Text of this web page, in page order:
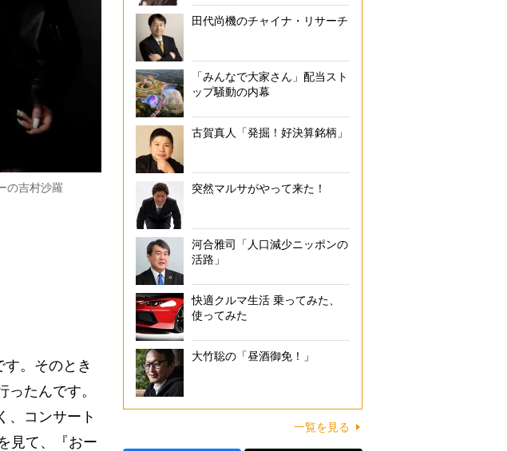
の吉村沙羅
。そのとき
たんです。
、コンサート
見て、『おー
田代尚機のチャイナ・リサーチ
「みんなで大家さん」配当スト
ップ騒動の内幕
古賀真人「発掘！好決算銘柄」
突然マルサがやって来た！
河合雅司「人口減少ニッポンの
活路」
快適クルマ生活 乗ってみた、
使ってみた
大竹聡の「昼酒御免！」
一覧を見る